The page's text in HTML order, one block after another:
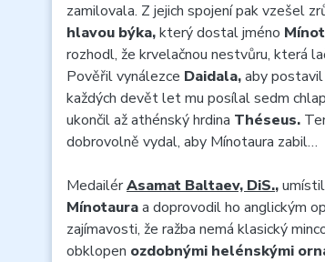
zamilovala. Z jejich spojení pak vzešel
hlavou býka,který dostal jméno
rozhodl, že krvelačnou nestvůru, která
Pověřil vynálezce Daidala,aby
každých devět let mu posílal sedm
ukončil až athénský hrdina Théseus.
dobrovolně vydal, aby Mínotaura zabil…
MedailérAsamat Baltaev, DiS.,
Mínotauraa doprovodil ho anglickým
zajímavosti, že ražba nemá klasický
obklopen ozdobnými helénskými